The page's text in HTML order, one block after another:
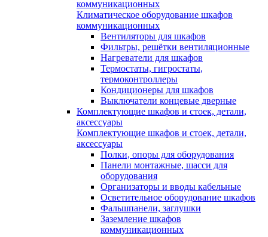
коммуникационных
Климатическое оборудование шкафов
коммуникационных
Вентиляторы для шкафов
Фильтры, решётки вентиляционные
Нагреватели для шкафов
Термостаты, гигростаты,
термоконтроллеры
Кондиционеры для шкафов
Выключатели концевые дверные
Комплектующие шкафов и стоек, детали,
аксессуары
Комплектующие шкафов и стоек, детали,
аксессуары
Полки, опоры для оборудования
Панели монтажные, шасси для
оборудования
Организаторы и вводы кабельные
Осветительное оборудование шкафов
Фальшпанели, заглушки
Заземление шкафов
коммуникационных